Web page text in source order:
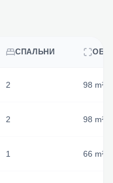
СПАЛЬНИ
2 98 m²
2 98 m²
1 66 m²